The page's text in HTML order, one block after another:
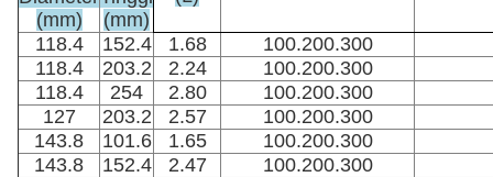
(mm)
(mm)
118.4
152.4 1.68
100.200.300
118.4
203.2 2.24
100.200.300
118.4
254 2.80
100.200.300
127
203.2 2.57
100.200.300
143.8
101.6 1.65
100.200.300
143.8
152.4 2.47
100.200.300